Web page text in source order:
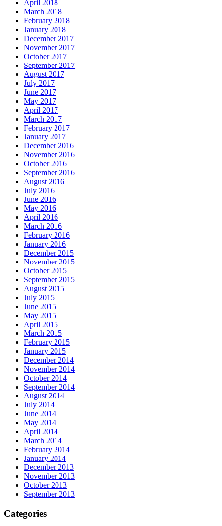
April 2018
March 2018
February 2018
January 2018
December 2017
November 2017
October 2017
September 2017
August 2017
July 2017
June 2017
May 2017
April 2017
March 2017
February 2017
January 2017
December 2016
November 2016
October 2016
September 2016
August 2016
July 2016
June 2016
May 2016
April 2016
March 2016
February 2016
January 2016
December 2015
November 2015
October 2015
September 2015
August 2015
July 2015
June 2015
May 2015
April 2015
March 2015
February 2015
January 2015
December 2014
November 2014
October 2014
September 2014
August 2014
July 2014
June 2014
May 2014
April 2014
March 2014
February 2014
January 2014
December 2013
November 2013
October 2013
September 2013
Categories